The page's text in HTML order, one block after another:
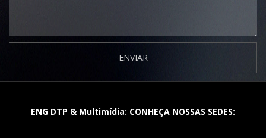
ENVIAR
ENG DTP & Multimídia: CONHEÇA NOSSAS SEDES: